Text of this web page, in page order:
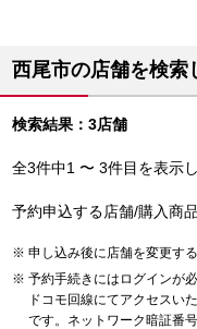
西尾市の店舗を検索
検索結果：3店舗
全3件中1 〜 3件目を表示
予約申込する店舗/購入商
申し込み後に店舗を変更す
予約手続きにはログインが必
ドコモ回線にてアクセスい
です。ネットワーク暗証番